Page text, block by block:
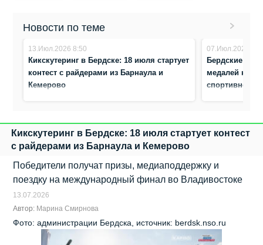
Новости по теме
13.Июл.2026 8:50
Кикскутеринг в Бердске: 18 июля стартует
контест с райдерами из Барнаула и
Кемерово
07.Июл.2026
Бердские
медалей на
спортивной
Кикскутеринг в Бердске: 18 июля стартует контест
с райдерами из Барнаула и Кемерово
Победители получат призы, медиаподдержку и
поездку на международный финал во Владивостоке
13.07.2026
Автор: Марина Смирнова
Фото: администрации Бердска, источник: berdsk.nso.ru